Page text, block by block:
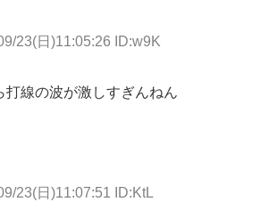
23(日)11:05:26 ID:w9K
打線の波が激しすぎんねん
23(日)11:07:51 ID:KtL